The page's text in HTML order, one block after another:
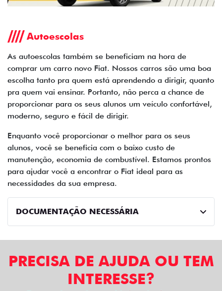
Autoescolas
As autoescolas também se beneficiam na hora de
comprar um carro novo Fiat. Nossos carros são uma boa
escolha tanto pra quem está aprendendo a dirigir, quanto
pra quem vai ensinar. Portanto, não perca a chance de
proporcionar para os seus alunos um veículo confortável,
moderno, seguro e fácil de dirigir.
Enquanto você proporcionar o melhor para os seus
alunos, você se beneficia com o baixo custo de
manutenção, economia de combustível. Estamos prontos
para ajudar você a encontrar o Fiat ideal para as
necessidades da sua empresa.
DOCUMENTAÇÃO NECESSÁRIA
PRECISA DE AJUDA OU TEM
INTERESSE?